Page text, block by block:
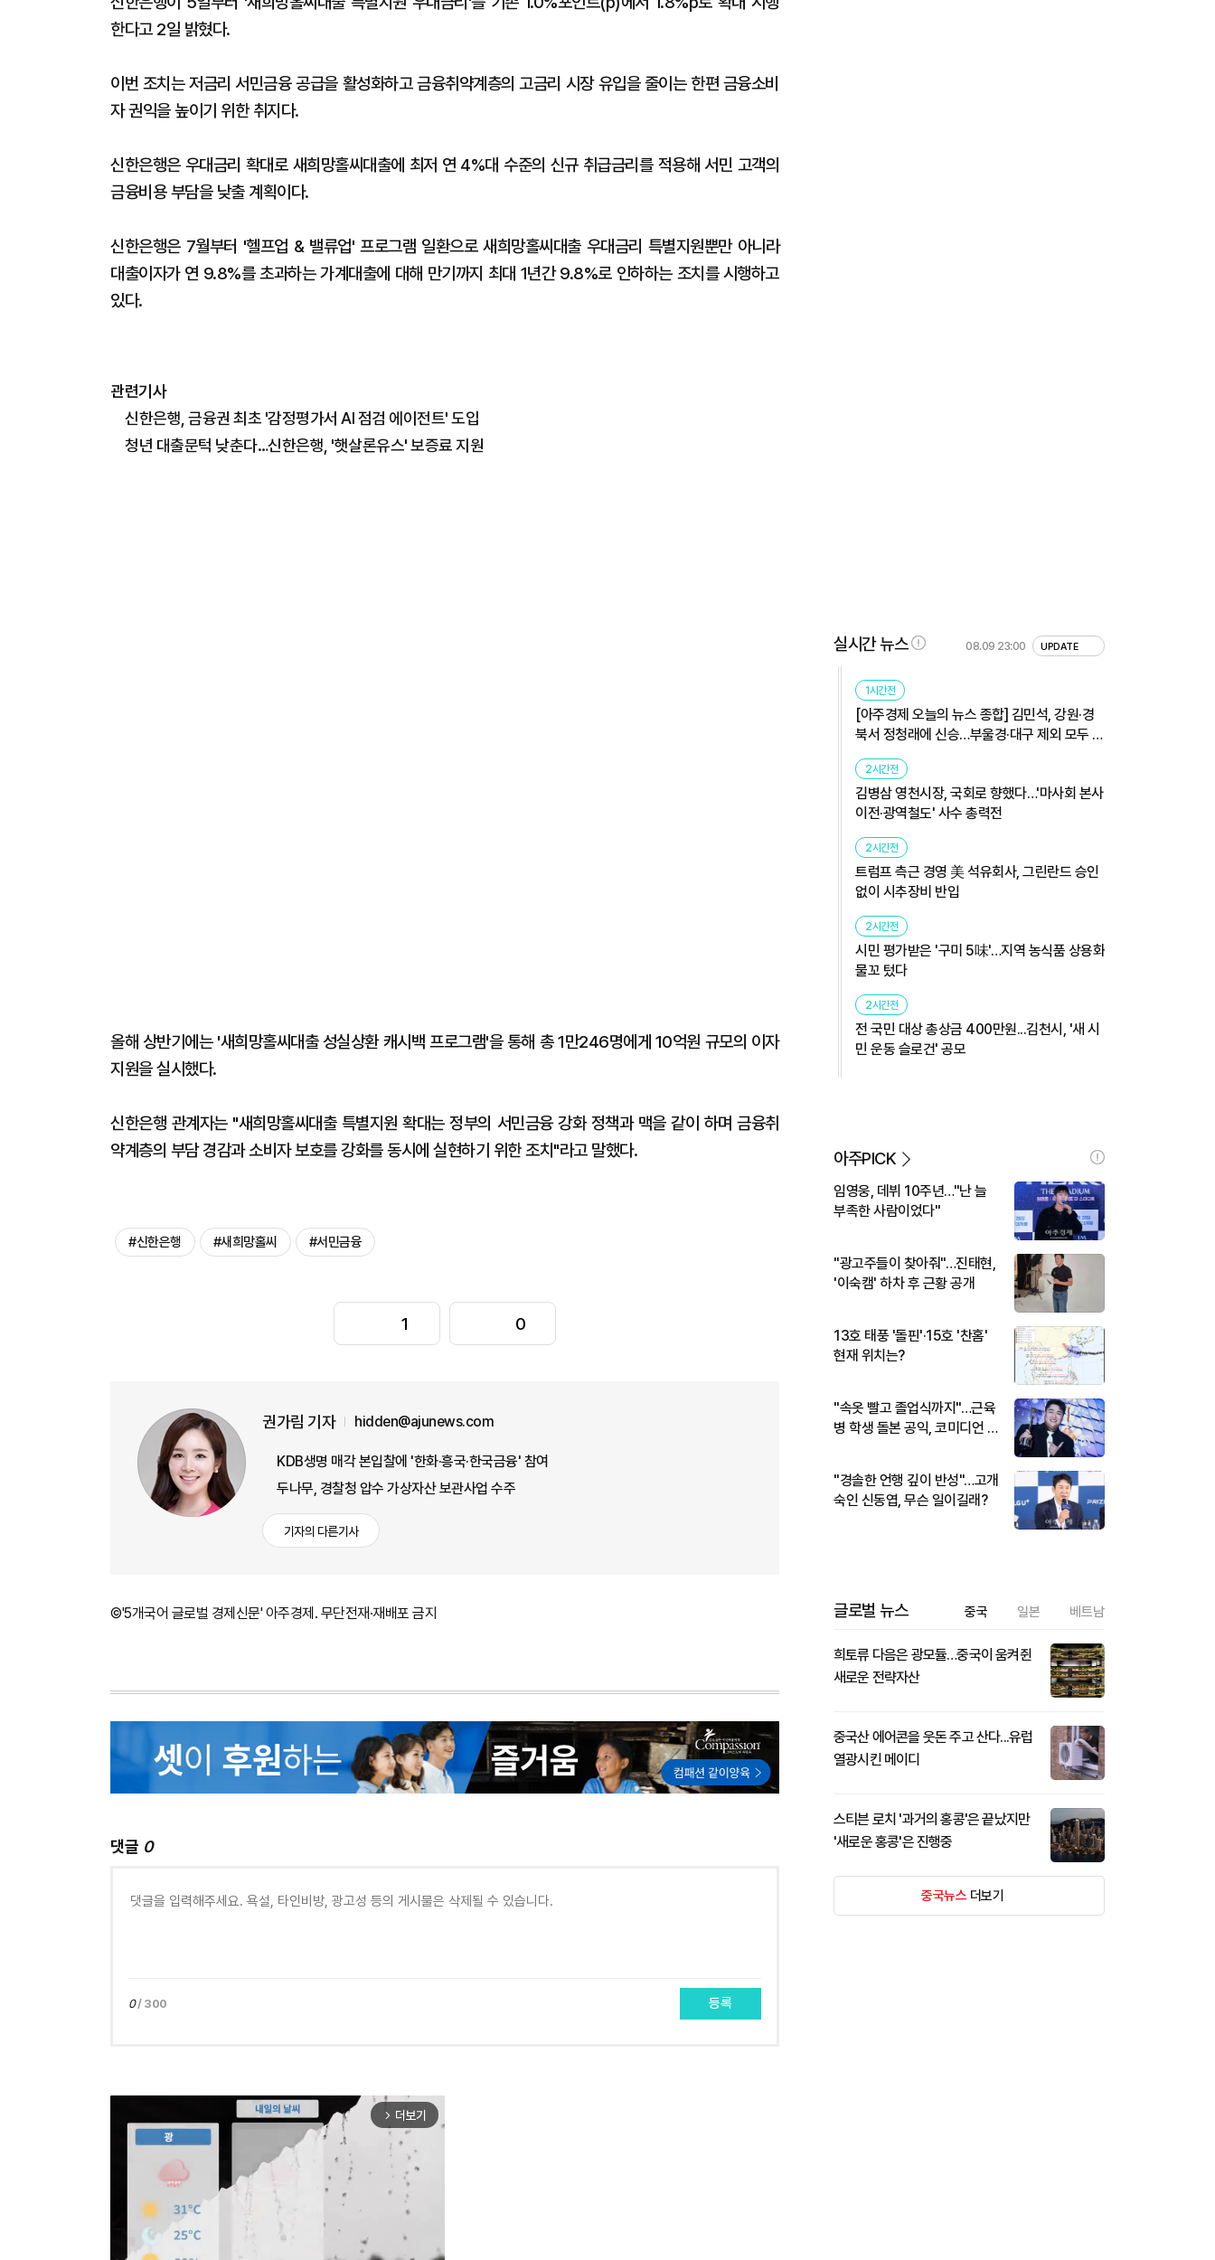
한다고 2일 밝혔다.
이번 조치는 저금리 서민금융 공급을 활성화하고 금융취약계층의 고금리 시장 유입을 줄이는 한편 금융소비
자 권익을 높이기 위한 취지다.
신한은행은 우대금리 확대로 새희망홀씨대출에 최저 연 4%대 수준의 신규 취급금리를 적용해 서민 고객의
금융비용 부담을 낮출 계획이다.
신한은행은 7월부터 '헬프업 & 밸류업' 프로그램 일환으로 새희망홀씨대출 우대금리 특별지원뿐만 아니라
대출이자가 연 9.8%를 초과하는 가계대출에 대해 만기까지 최대 1년간 9.8%로 인하하는 조치를 시행하고
있다.
관련기사
신한은행, 금융권 최초 '감정평가서 AI 점검 에이전트' 도입
청년 대출문턱 낮춘다…신한은행, '햇살론유스' 보증료 지원
올해 상반기에는 '새희망홀씨대출 성실상환 캐시백 프로그램'을 통해 총 1만246명에게 10억원 규모의 이자
지원을 실시했다.
신한은행 관계자는 "새희망홀씨대출 특별지원 확대는 정부의 서민금융 강화 정책과 맥을 같이 하며 금융취
약계층의 부담 경감과 소비자 보호를 강화를 동시에 실현하기 위한 조치"라고 말했다.
#신한은행 #새희망홀씨 #서민금융
1 0
권가림 기자 hidden@ajunews.com
KDB생명 매각 본입찰에 '한화·흥국·한국금융' 참여
두나무, 경찰청 압수 가상자산 보관사업 수주
기자의 다른기사
©'5개국어 글로벌 경제신문' 아주경제. 무단전재·재배포 금지
댓글 0
0/ 300 등록
arrow_forward_ios 더보기
실시간 뉴스 08.09 23:00 UPDATE
1시간전
[아주경제 오늘의 뉴스 종합] 김민석, 강원·경
북서 정청래에 신승…부울경·대구 제외 모두 웃
었다 外
2시간전
김병삼 영천시장, 국회로 향했다…'마사회 본사
이전·광역철도' 사수 총력전
2시간전
트럼프 측근 경영 美 석유회사, 그린란드 승인
없이 시추장비 반입
2시간전
시민 평가받은 '구미 5味'…지역 농식품 상용화
물꼬 텄다
2시간전
전 국민 대상 총상금 400만원...김천시, '새 시
민 운동 슬로건' 공모
아주PICK
임영웅, 데뷔 10주년…"난 늘
부족한 사람이었다"
"광고주들이 찾아줘"…진태현,
'이숙캠' 하차 후 근황 공개
13호 태풍 '돌핀'·15호 '찬홈'
현재 위치는?
"속옷 빨고 졸업식까지"…근육
병 학생 돌본 공익, 코미디언 김
"경솔한 언행 깊이 반성"…고개
숙인 신동엽, 무슨 일이길래?
글로벌 뉴스 중국 일본 베트남
희토류 다음은 광모듈…중국이 움켜쥔
새로운 전략자산
중국산 에어콘을 웃돈 주고 산다...유럽
열광시킨 메이디
스티븐 로치 '과거의 홍콩'은 끝났지만
'새로운 홍콩'은 진행중
중국뉴스더보기